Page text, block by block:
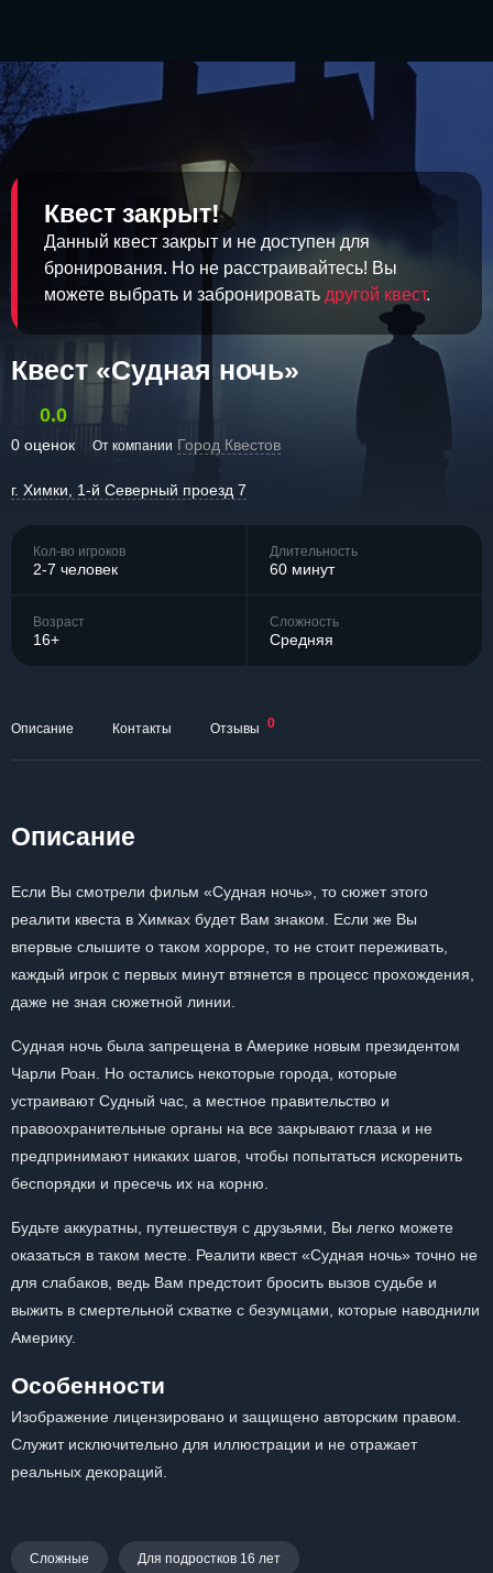
Квест закрыт!
Данный квест закрыт и не доступен для
бронирования. Но не расстраивайтесь! Вы
можете выбрать и забронировать другой квест.
Квест «Судная ночь»
0.0
0 оценок От компании Город Квестов
г. Химки, 1-й Северный проезд 7
Кол-во игроков
2-7 человек
Длительность
60 минут
Возраст
16+
Сложность
Средняя
Описание Контакты Отзывы 0
Описание
Если Вы смотрели фильм «Судная ночь», то сюжет этого
реалити квеста в Химках будет Вам знаком. Если же Вы
впервые слышите о таком хорроре, то не стоит переживать,
каждый игрок с первых минут втянется в процесс прохождения,
даже не зная сюжетной линии.
Судная ночь была запрещена в Америке новым президентом
Чарли Роан. Но остались некоторые города, которые
устраивают Судный час, а местное правительство и
правоохранительные органы на все закрывают глаза и не
предпринимают никаких шагов, чтобы попытаться искоренить
беспорядки и пресечь их на корню.
Будьте аккуратны, путешествуя с друзьями, Вы легко можете
оказаться в таком месте. Реалити квест «Судная ночь» точно не
для слабаков, ведь Вам предстоит бросить вызов судьбе и
выжить в смертельной схватке с безумцами, которые наводнили
Америку.
Особенности
Изображение лицензировано и защищено авторским правом.
Служит исключительно для иллюстрации и не отражает
реальных декораций.
Сложные Для подростков 16 лет